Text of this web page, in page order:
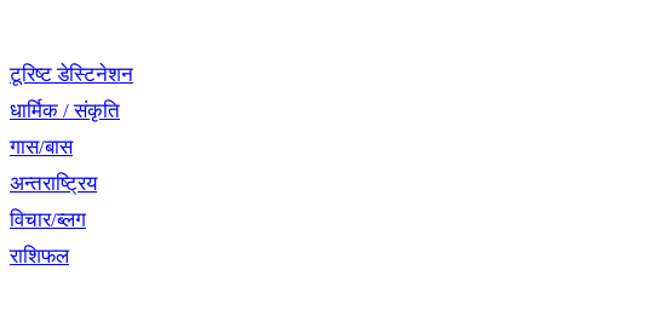
टूरिष्ट डेस्टिनेशन
धार्मिक / संकृति
गास/बास
अन्तराष्ट्रिय
विचार/ब्लग
राशिफल